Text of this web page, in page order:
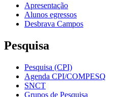
Apresentação
Alunos egressos
Desbrava Campos
Pesquisa
Pesquisa (CPI)
Agenda CPI/COMPESQ
SNCT
Grupos de Pesquisa